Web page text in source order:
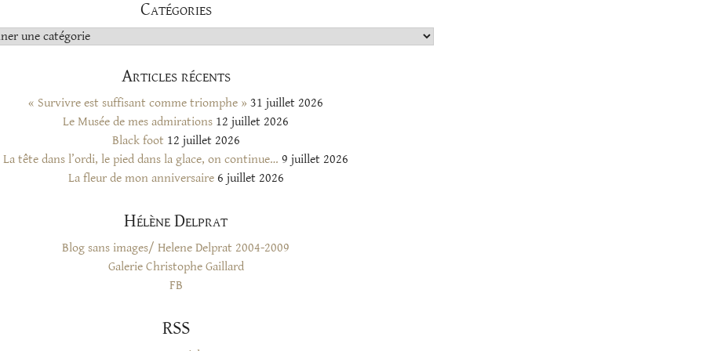
Catégories
Articles récents
« Survivre est suffisant comme triomphe » 31 juillet 2026
Le Musée de mes admirations 12 juillet 2026
Black foot 12 juillet 2026
La tête dans l’ordi, le pied dans la glace, on continue… 9 juillet 2026
La fleur de mon anniversaire 6 juillet 2026
Hélène Delprat
Blog sans images/ Helene Delprat 2004-2009
Galerie Christophe Gaillard
FB
RSS